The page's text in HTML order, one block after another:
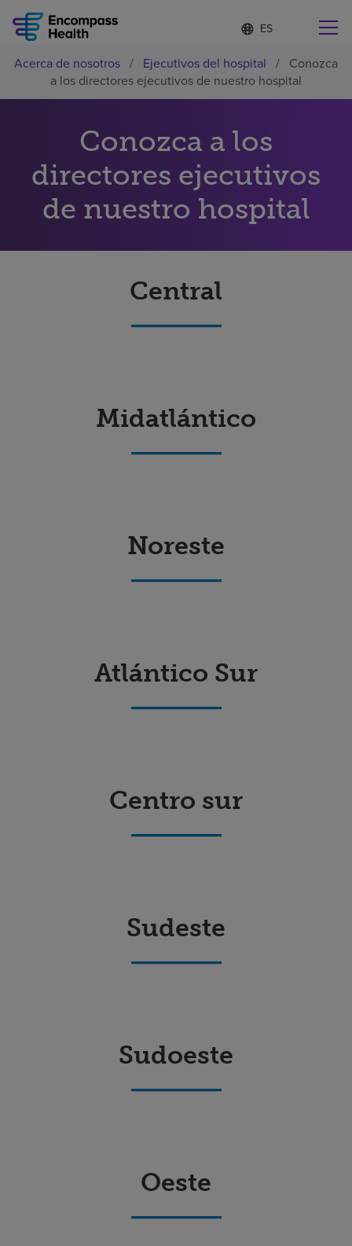
Lista
de
idiomas
contraída
d
o
m
a
l
c
c
i
o
Encuentre una localidad cerca de usted
Por qué debe elegirnos
Servicios de rehabilitación
Acerca de nosotros / Ejecutivos del hospital / Conozca
a los directores ejecutivos de nuestro hospital
Conozca a los
directores ejecutivos
de nuestro hospital
Central
Midatlántico
Noreste
Atlántico Sur
Centro sur
Sudeste
Sudoeste
Oeste